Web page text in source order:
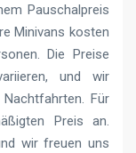
Pauschalpreis
Minivans kosten
Die Preise
und wir
Für
Preis an.
wir freuen uns